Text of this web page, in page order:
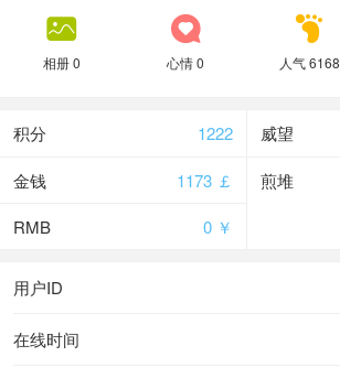

相册 0

心情 0

人气 6168
1222
积分 威望
1173 ￡
金钱
煎堆
0 ￥
RMB
用户ID
在线时间